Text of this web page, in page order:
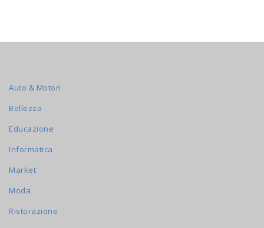
Auto & Motori
Bellezza
Educazione
Informatica
Market
Moda
Ristorazione